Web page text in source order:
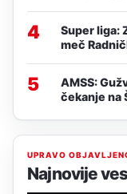
4
Super liga:
meč
5
AMSS:
čekanje na
UPRAVO
Najnovije